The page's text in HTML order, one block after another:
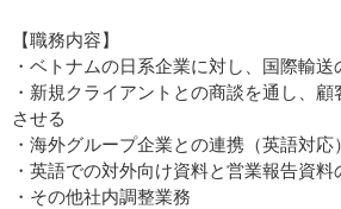
【職務内容】
・ベトナムの日系企業に対し、国際輸送
・新規クライアントとの商談を通し、
させる
・海外グループ企業との連携（英語対応）
・英語での対外向け資料と営業報告資料
・その他社内調整業務